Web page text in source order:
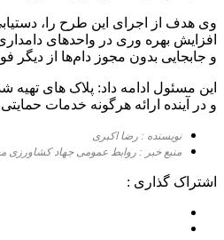
وی هدف از اجرای این طرح را،
افزایش بهره وری در واحدهای
و جابجایی بدون مجوز دام‌ها از دیگر
و در آینده ارائه هرگونه خدمات
نویسنده : رضا اکبری
منبع خبر : روابط عمومی جهاد کشاورزی
اشتراک گذاری :